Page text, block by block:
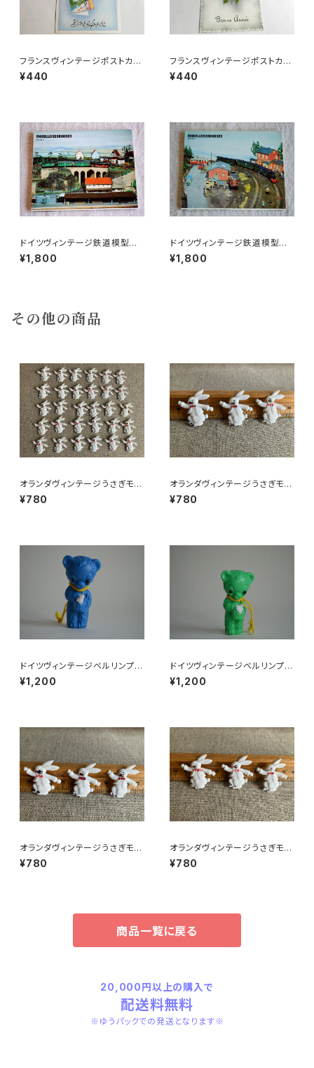
フランスヴィンテージポストカー
ドT
¥440
フランスヴィンテージポストカー
ドK
¥440
ドイツヴィンテージ鉄道模型ポ
ストカードセットd
¥1,800
ドイツヴィンテージ鉄道模型ポ
ストカードセットa
¥1,800
その他の商品
オランダヴィンテージうさぎモチ
ーフプラパーツ30個セットNo4
3
¥780
オランダヴィンテージうさぎモチ
ーフプラパーツ30個セットNo3
7
¥780
ドイツヴィンテージベルリンプラ
ベア青24
¥1,200
ドイツヴィンテージベルリンプラ
ベア緑112
¥1,200
オランダヴィンテージうさぎモチ
ーフプラパーツ30個セットNo16
1
¥780
オランダヴィンテージうさぎモチ
ーフプラパーツ30個セットNo6
4
¥780
商品一覧に戻る
20,000円以上の購入で
配送料無料
※ゆうパックでの発送となります※